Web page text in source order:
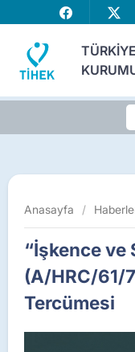
Anasayfa /
“İşkence ve
(A/HRC/61/
Tercümesi